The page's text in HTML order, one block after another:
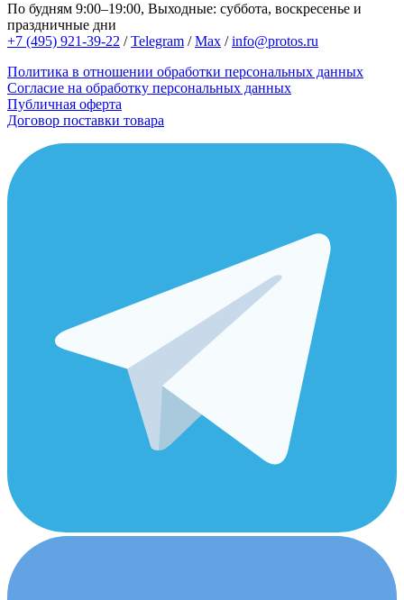
По будням 9:00–19:00, Выходные: суббота, воскресенье и
праздничные дни
+7 (495) 921-39-22 /Telegram /Max /info@protos.ru
Политика в отношении обработки персональных данных
Согласие на обработку персональных данных
Публичная оферта
Договор поставки товара